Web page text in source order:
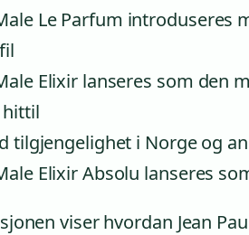
Le Parfum introduseres
Elixir lanseres som den
tilgjengelighet i Norge og
Elixir Absolu lanseres
viser hvordan Jean